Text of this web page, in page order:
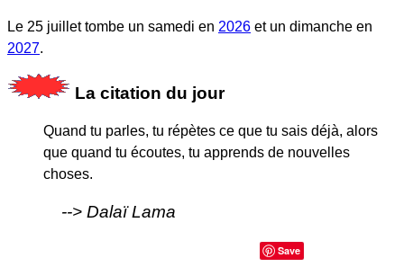
Le 25 juillet tombe un samedi en 2026 et un dimanche en
2027.
La citation du jour
Quand tu parles, tu répètes ce que tu sais déjà, alors
que quand tu écoutes, tu apprends de nouvelles
choses.
Dalaï Lama
Save